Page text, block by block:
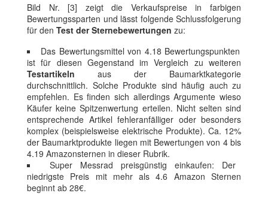
Bild Nr. [3] zeigt die Verkaufspreise in farbigen
Bewertungssparten und lässt folgende Schlussfolgerung
für den Test der Sternebewertungen zu:
Das Bewertungsmittel von 4.18 Bewertungspunkten
ist für diesen Gegenstand im Vergleich zu weiteren
Testartikeln aus der Baumarktkategorie
durchschnittlich. Solche Produkte sind häufig auch zu
empfehlen. Es finden sich allerdings Argumente wieso
Käufer keine Spitzenwertung erteilen. Nicht selten sind
entsprechende Artikel fehleranfälliger oder besonders
komplex (beispielsweise elektrische Produkte). Ca. 12%
der Baumarktprodukte liegen mit Bewertungen von 4 bis
4.19 Amazonsternen in dieser Rubrik.
Super Messrad preisgünstig einkaufen: Der
niedrigste Preis mit mehr als 4.6 Amazon Sternen
beginnt ab 28€.